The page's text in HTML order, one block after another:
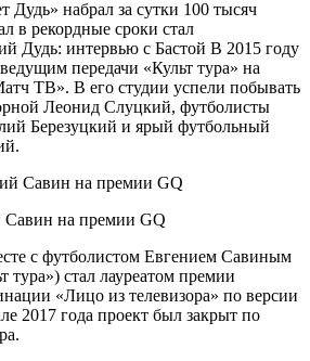
набрал за сутки 100 тысяч
в рекордные сроки стал
Дудь: интервью с Бастой В 2015 году
передачи «Культ тура» на
ТВ». В его студии успели побывать
Леонид Слуцкий, футболисты
Березуцкий и ярый футбольный
на премии GQ
с футболистом Евгением Савиным
тура») стал лауреатом премии
«Лицо из телевизора» по версии
2017 года проект был закрыт по